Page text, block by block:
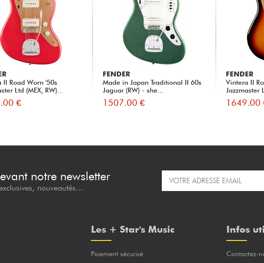
II Road Worn '50s
Ltd (MEX, RW)...
€
FENDER
Made in Japan Traditional II 60s
Jaguar (RW) - she...
1507.00 €
FENDER
Vintera II
Jazzmaster
1649.00
notre newsletter
nouveautés...
Les + Star's Music
Paiement sécurisé
Infos
Contactez-